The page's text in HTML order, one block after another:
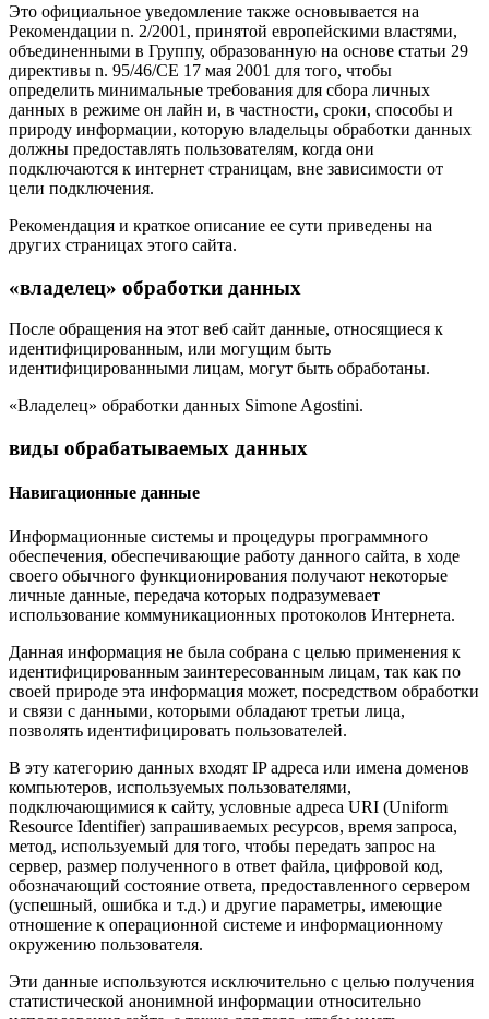
Это официальное уведомление также основывается на
Рекомендации n. 2/2001, принятой европейскими властями,
объединенными в Группу, образованную на основе статьи 29
директивы n. 95/46/CE 17 мая 2001 для того, чтобы
определить минимальные требования для сбора личных
данных в режиме он лайн и, в частности, сроки, способы и
природу информации, которую владельцы обработки данных
должны предоставлять пользователям, когда они
подключаются к интернет страницам, вне зависимости от
цели подключения.
Рекомендация и краткое описание ее сути приведены на
других страницах этого сайта.
«владелец» обработки данных
После обращения на этот веб сайт данные, относящиеся к
идентифицированным, или могущим быть
идентифицированными лицам, могут быть обработаны.
«Владелец» обработки данных Simone Agostini.
виды обрабатываемых данных
Навигационные данные
Информационные системы и процедуры программного
обеспечения, обеспечивающие работу данного сайта, в ходе
своего обычного функционирования получают некоторые
личные данные, передача которых подразумевает
использование коммуникационных протоколов Интернета.
Данная информация не была собрана с целью применения к
идентифицированным заинтересованным лицам, так как по
своей природе эта информация может, посредством обработки
и связи с данными, которыми обладают третьи лица,
позволять идентифицировать пользователей.
В эту категорию данных входят IP адреса или имена доменов
компьютеров, используемых пользователями,
подключающимися к сайту, условные адреса URI (Uniform
Resource Identifier) запрашиваемых ресурсов, время запроса,
метод, используемый для того, чтобы передать запрос на
сервер, размер полученного в ответ файла, цифровой код,
обозначающий состояние ответа, предоставленного сервером
(успешный, ошибка и т.д.) и другие параметры, имеющие
отношение к операционной системе и информационному
окружению пользователя.
Эти данные используются исключительно с целью получения
статистической анонимной информации относительно